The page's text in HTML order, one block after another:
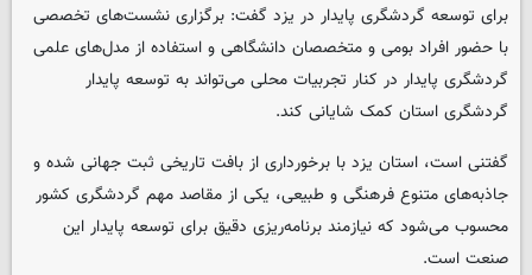
برای توسعه گردشگری پایدار در یزد گفت: برگزاری نشست‌های تخصصی
با حضور افراد بومی و متخصصان دانشگاهی و استفاده از مدل‌های علمی
گردشگری پایدار در کنار تجربیات محلی می‌تواند به توسعه پایدار
گردشگری استان کمک شایانی کند.
گفتنی است، استان یزد با برخورداری از بافت تاریخی ثبت جهانی شده و
جاذبه‌های متنوع فرهنگی و طبیعی، یکی از مقاصد مهم گردشگری کشور
محسوب می‌شود که نیازمند برنامه‌ریزی دقیق برای توسعه پایدار این
صنعت است.